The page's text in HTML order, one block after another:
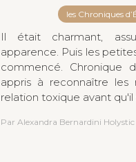
les Chroniques
Il était charmant,
apparence. Puis les
commencé. Chronique
appris à reconnaître les
relation toxique avant
Par Alexandra Bernardini Holystic